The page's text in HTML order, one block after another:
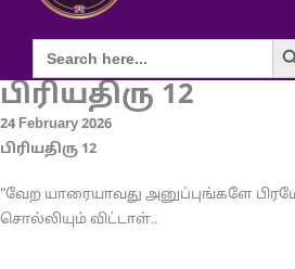
பிரியதிரு 12
24 February 2026
பிரியதிரு 12
“வேற யாரையாவது அனுப்புங்களே
சொல்லியும் விட்டாள்..